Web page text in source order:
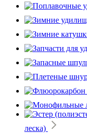
леска)